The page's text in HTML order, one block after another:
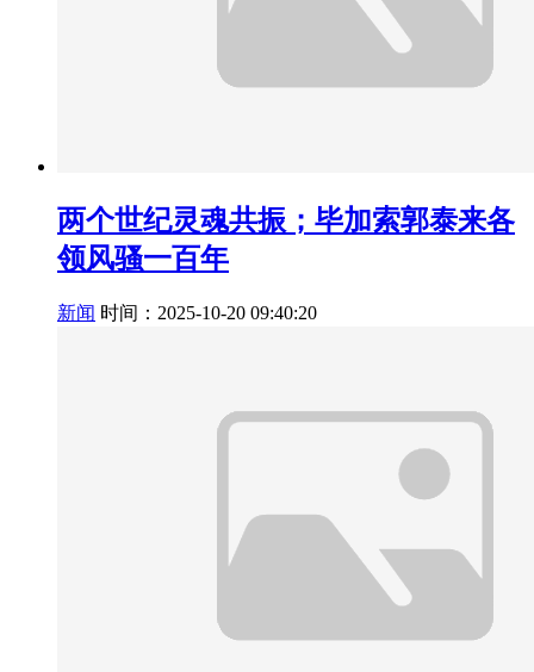
两个世纪灵魂共振；毕加索郭泰来各
领风骚一百年
新闻 时间：2025-10-20 09:40:20